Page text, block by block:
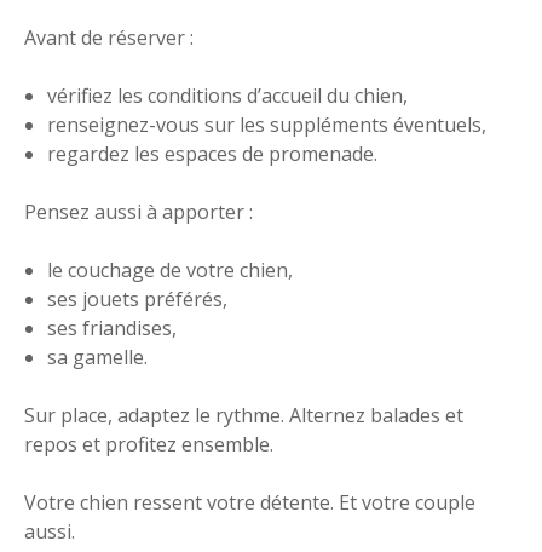
Avant de réserver :
vérifiez les conditions d’accueil du chien,
renseignez-vous sur les suppléments éventuels,
regardez les espaces de promenade.
Pensez aussi à apporter :
le couchage de votre chien,
ses jouets préférés,
ses friandises,
sa gamelle.
Sur place, adaptez le rythme. Alternez balades et
repos et profitez ensemble.
Votre chien ressent votre détente. Et votre couple
aussi.